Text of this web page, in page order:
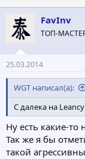
FavInv
ТОП-
25.03.2014
WGT написал(а):
С далека на
Ну есть какие-то
Так же я бы
такой